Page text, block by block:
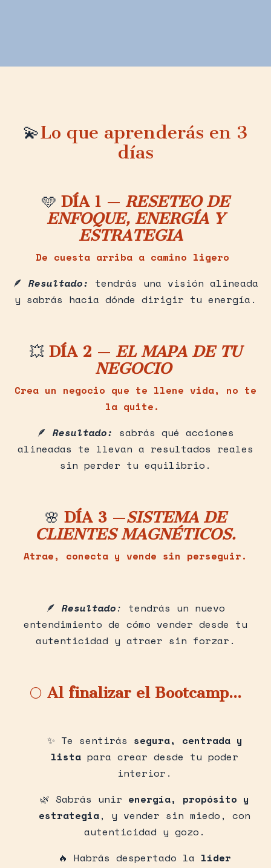
💫Lo que aprenderás en 3
días
🩵 DÍA 1 — RESETEO DE
ENFOQUE, ENERGÍA Y
ESTRATEGIA
De cuesta arriba a camino ligero
🪶 Resultado: tendrás una visión alineada
y sabrás hacia dónde dirigir tu energía.
💥 DÍA 2 — EL MAPA DE TU
NEGOCIO
Crea un negocio que te llene vida, no te
la quite.
🪶 Resultado: sabrás qué acciones
alineadas te llevan a resultados reales
sin perder tu equilibrio.
🌸 DÍA 3 —SISTEMA DE
CLIENTES MAGNÉTICOS.
Atrae, conecta y vende sin perseguir.
🪶 Resultado: tendrás un nuevo
entendimiento de cómo vender desde tu
autenticidad y atraer sin forzar.
🌕 Al finalizar el Bootcamp...
✨ Te sentirás segura, centrada y
lista para crear desde tu poder
interior.
🌿 Sabrás unir energía, propósito y
estrategia, y vender sin miedo, con
autenticidad y gozo.
🔥 Habrás despertado la líder